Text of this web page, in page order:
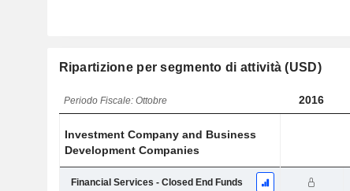
Ripartizione per segmento di attività (USD)
Periodo Fiscale: Ottobre 2016
Investment Company and Business
Development Companies
Financial Services - Closed End Funds